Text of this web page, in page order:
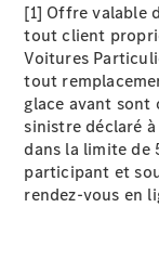
un
[1] Offre
tout client
Voitures
tout
glace avant sont
sinistre déclaré
dans la limite de
participant et
rendez-vous en